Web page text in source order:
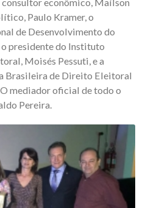
Paulo Kramer, o
de Desenvolvimento do
presidente do Instituto
Moisés Pessuti, e a
Brasileira de Direito Eleitoral
mediador oficial de todo o
Pereira.